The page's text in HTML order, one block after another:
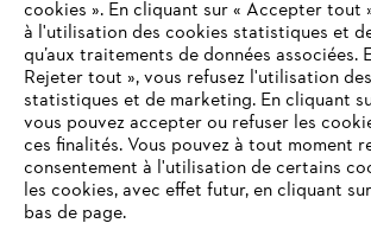
Service
Conditions Générales de Vente
VOTRE NAVIGATEUR
N'EST PLUS PRIS EN
Vous utilisez un navigateur Internet que nous
en charge, et certaines fonctionnalités de notre
peuvent fonctionner correctement. Pour une
cookies ». En cliquant sur « Accepter tout
à l'utilisation des cookies statistiques et
qu’aux traitements de données associées.
Rejeter tout », vous refusez l'utilisation
statistiques et de marketing. En cliquant
vous pouvez accepter ou refuser les
ces finalités. Vous pouvez à tout moment
consentement à l'utilisation de certains
les cookies, avec effet futur, en cliquant
bas de page.